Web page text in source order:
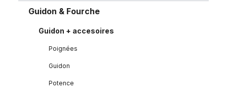
Guidon & Fourche
Guidon + accesoires
Poignées
Guidon
Potence